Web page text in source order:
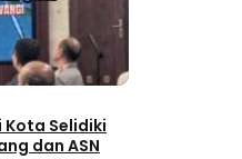
Kota Selidiki
dan ASN